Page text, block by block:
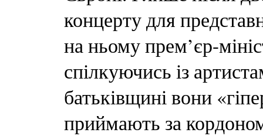
концерту для
на ньому прем’єр-
спілкуючись із
батьківщині вони
приймають за